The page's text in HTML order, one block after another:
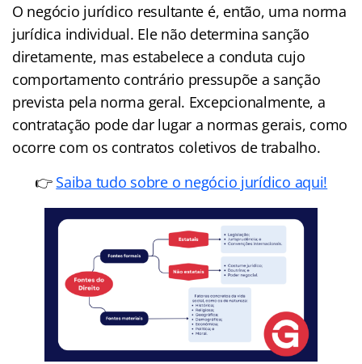
O negócio jurídico resultante é, então, uma norma
jurídica individual. Ele não determina sanção
diretamente, mas estabelece a conduta cujo
comportamento contrário pressupõe a sanção
prevista pela norma geral. Excepcionalmente, a
contratação pode dar lugar a normas gerais, como
ocorre com os contratos coletivos de trabalho.
👉 Saiba tudo sobre o negócio jurídico aqui!